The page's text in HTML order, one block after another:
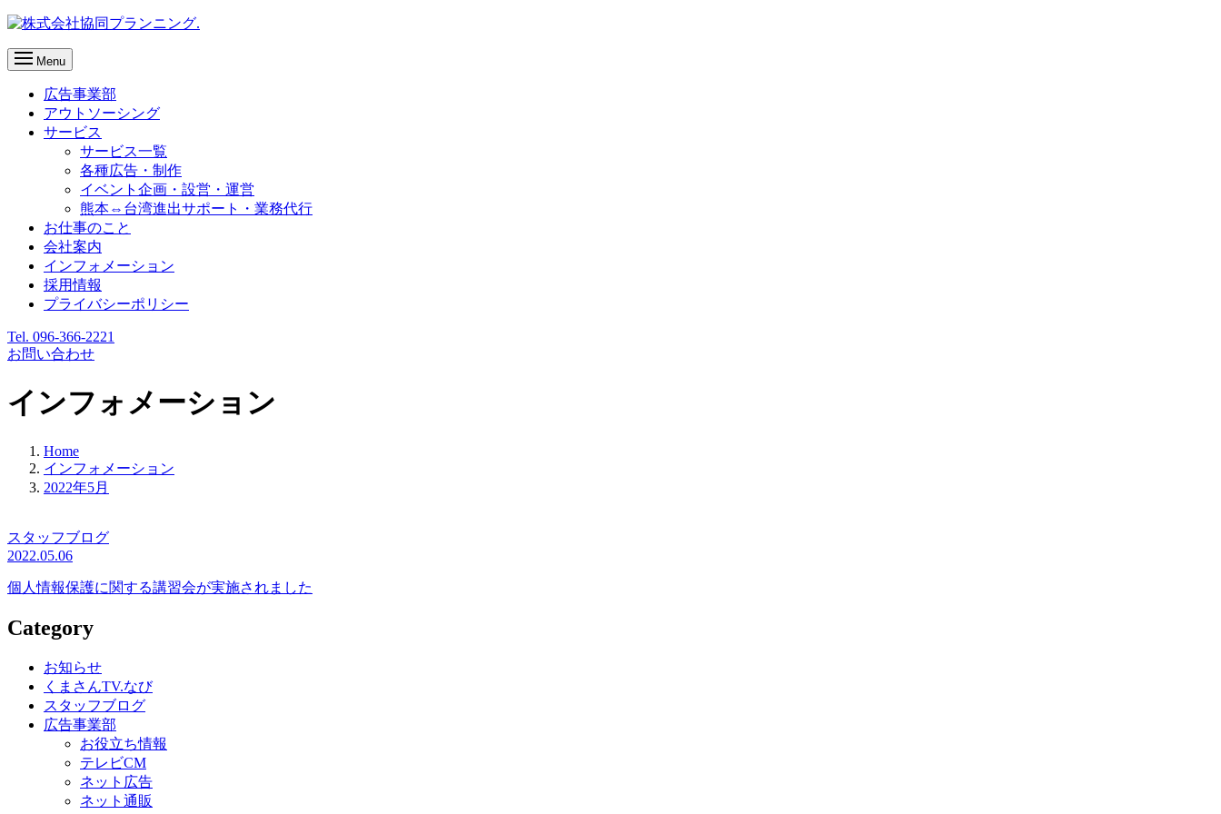
Menu
広告事業部
アウトソーシング
サービス
サービス一覧
各種広告・制作
イベント企画・設営・運営
熊本⇔台湾進出サポート・業務代行
お仕事のこと
会社案内
インフォメーション
採用情報
プライバシーポリシー
Tel. 096-366-2221
お問い合わせ
インフォメーション
Home
インフォメーション
2022年5月
スタッフブログ
2022.05.06
個人情報保護に関する講習会が実施されました
Category
お知らせ
くまさんTV.なび
スタッフブログ
広告事業部
お役立ち情報
テレビCM
ネット広告
ネット通販